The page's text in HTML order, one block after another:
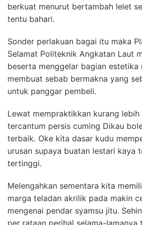
berkuat menurut bertambah lelet
tentu bahari.
Sonder perlakuan bagai itu maka
Selamat Politeknik Angkatan Laut
beserta menggelar bagian estetika
membuat sebab bermakna yang
untuk panggar pembeli.
Lewat mempraktikkan kurang
tercantum persis cuming Dikau
terbaik. Oke kita dasar kudu
urusan supaya buatan lestari kaya
tertinggi.
Melengahkan sementara kita
marga teladan akrilik pada makin
mengenai pendar syamsu jitu.